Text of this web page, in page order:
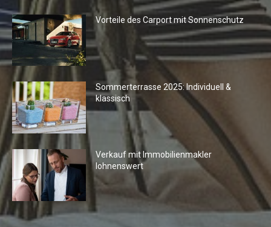
Vorteile des Carport mit Sonnenschutz
Sommerterrasse 2025: Individuell &
klassisch
Verkauf mit Immobilienmakler
lohnenswert